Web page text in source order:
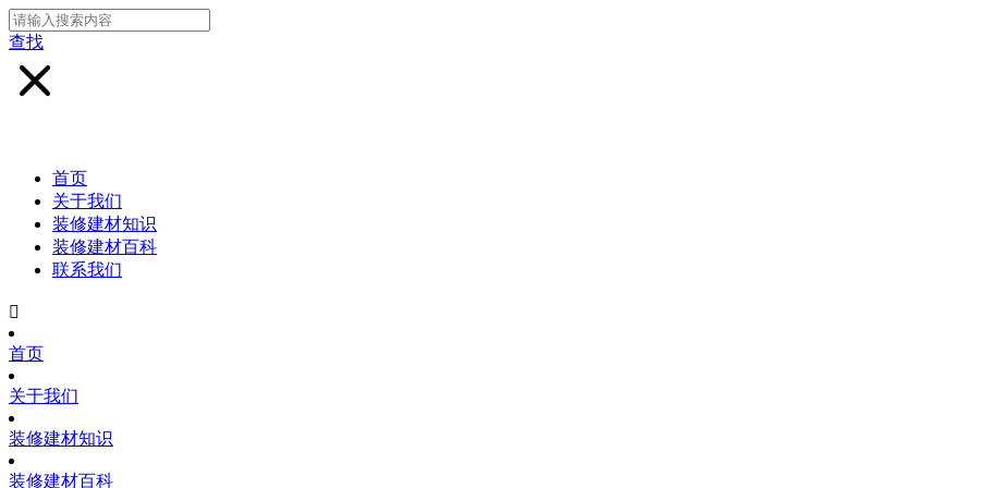
查找
首页
关于我们
装修建材知识
装修建材百科
联系我们

首页
关于我们
装修建材知识
装修建材百科